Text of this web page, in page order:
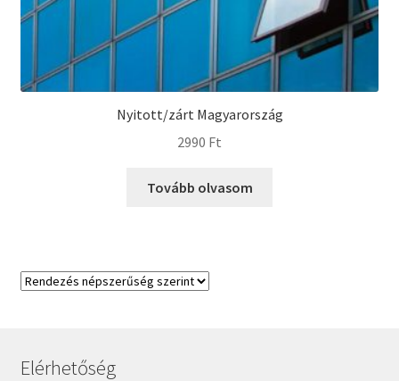
Nyitott/zárt Magyarország
2990 Ft
Tovább olvasom
Elérhetőség